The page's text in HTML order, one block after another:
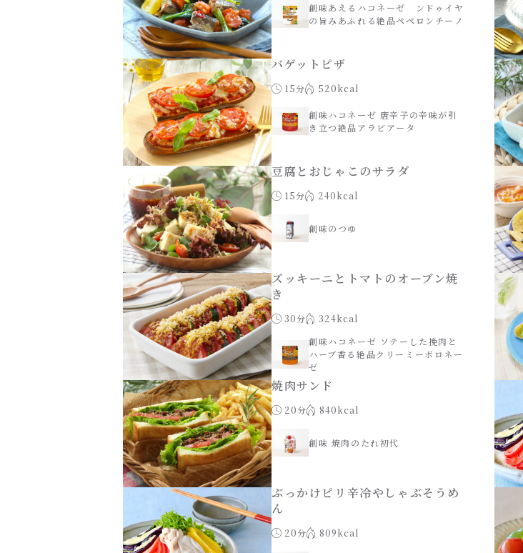
創味あえるハコネーゼ ンドゥイヤ
の旨みあふれる絶品ペペロンチーノ
バゲットピザ
15分 520kcal
創味ハコネーゼ 唐辛子の辛味が引
き立つ絶品アラビアータ
豆腐とおじゃこのサラダ
15分 240kcal
創味のつゆ
ズッキーニとトマトのオーブン焼
き
30分
324kcal
創味ハコネーゼ ソテーした挽肉と
ハーブ香る絶品クリーミーボロネー
ゼ
焼肉サンド
20分 840kcal
創味 焼肉のたれ初代
ぶっかけピリ辛冷やしゃぶそうめ
ん
20分 809kcal